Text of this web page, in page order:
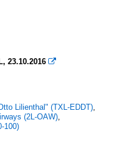
23.10.2016 
Lilienthal" (TXL-EDDT),
(2L-OAW),
100)